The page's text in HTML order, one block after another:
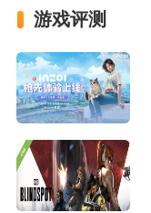
游戏评测